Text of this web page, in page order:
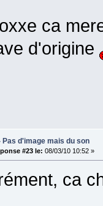
ca
d'origine
Pas d'image mais du son
#23 le: 08/03/10 10:52 »
ca